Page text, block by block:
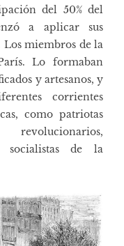
del 50% del
a aplicar sus
Los miembros de la
Lo formaban
y artesanos, y
corrientes
como patriotas
socialistas de la